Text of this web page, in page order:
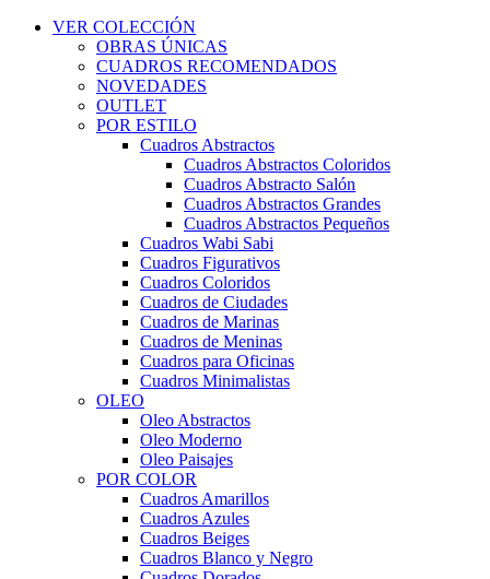
VER COLECCIÓN
OBRAS ÚNICAS
CUADROS RECOMENDADOS
NOVEDADES
OUTLET
POR ESTILO
Cuadros Abstractos
Cuadros Abstractos Coloridos
Cuadros Abstracto Salón
Cuadros Abstractos Grandes
Cuadros Abstractos Pequeños
Cuadros Wabi Sabi
Cuadros Figurativos
Cuadros Coloridos
Cuadros de Ciudades
Cuadros de Marinas
Cuadros de Meninas
Cuadros para Oficinas
Cuadros Minimalistas
OLEO
Oleo Abstractos
Oleo Moderno
Oleo Paisajes
POR COLOR
Cuadros Amarillos
Cuadros Azules
Cuadros Beiges
Cuadros Blanco y Negro